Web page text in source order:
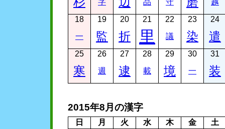
字
品
守
越
18
一
19
監
20
折
21
里
22
議
23
染
24
遣
25
寒
26
週
27
逮
28
載
29
境
30
一
31
装
2015年8月の漢字
日 月 火 水 木 金
土